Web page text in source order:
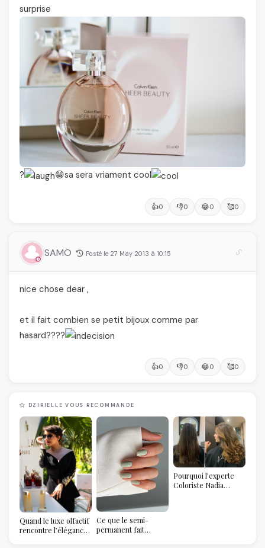
surprise
? 😁sa sera vriament cool
👍0 👎0 😂0 🥰0
SAMO Posté le 27 May 2013 à 10:15
nice chose dear ,
et il fait combien se petit bijoux comme par
hasard????
👍0 👎0 😂0 🥰0
DZIRIELLE VOUS RECOMMANDE
Quand le luxe olfactif
rencontre l’élégance
Ce que le semi-
permanent fait
Pourquoi l'experte
Coloriste Nadia